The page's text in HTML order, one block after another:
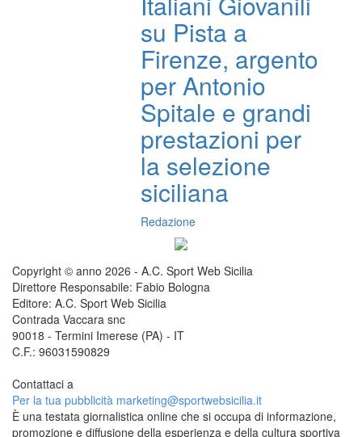
su Pista a
Firenze, argento
per Antonio
Spitale e grandi
prestazioni per
la selezione
siciliana
Redazione
Copyright © anno 2026 - A.C. Sport Web Sicilia
Direttore Responsabile: Fabio Bologna
Editore: A.C. Sport Web Sicilia
Contrada Vaccara snc
90018 - Termini Imerese (PA) - IT
C.F.: 96031590829
Contattaci a
Per la tua pubblicità marketing@sportwebsicilia.it
È una testata giornalistica online che si occupa di informazione,
promozione e diffusione della esperienza e della cultura sportiva